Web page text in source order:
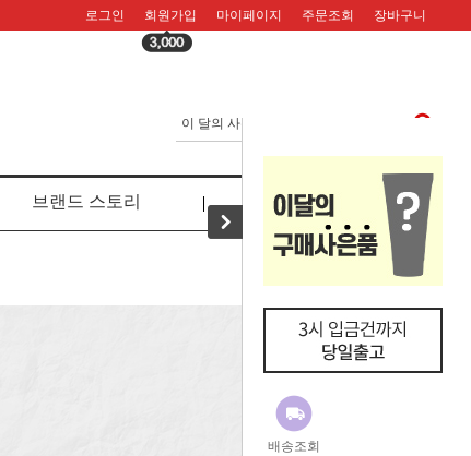
배송조회
로그인 회원가입 마이페이지 주문조회 장바구니
브랜드 스토리 리뷰